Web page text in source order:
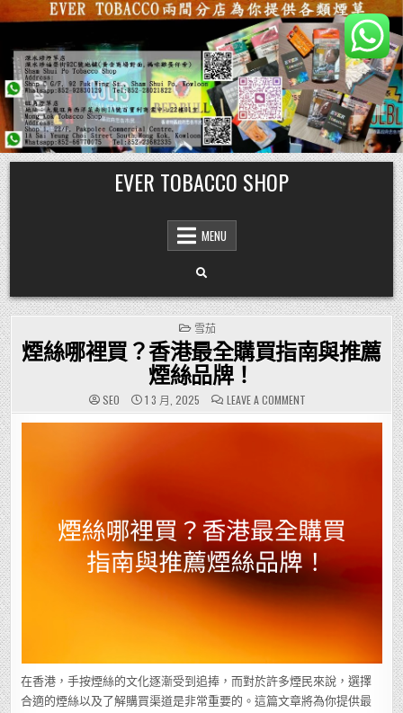
Skip
to
content
EVER TOBACCO SHOP
MENU
POSTED
IN
雪茄
煙絲哪裡買？香港最全購買指南與推薦
煙絲品牌！
SEO 1 3 月, 2025 LEAVE A COMMENTON
煙
絲
買
指
南
與
推
薦
絲
品
牌！
在香港，手按煙絲的文化逐漸受到追捧，而對於許多煙民來說，選擇
合適的煙絲以及了解購買渠道是非常重要的。這篇文章將為你提供最